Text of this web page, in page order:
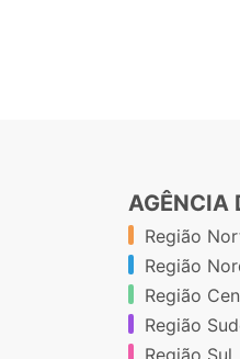
AGÊNCIA
Região
Região
Região
Região
Região Sul